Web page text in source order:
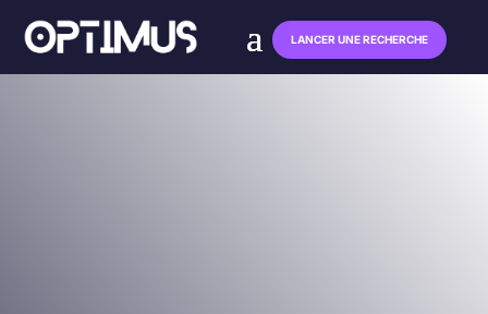
LANCER UNE RECHERCHE